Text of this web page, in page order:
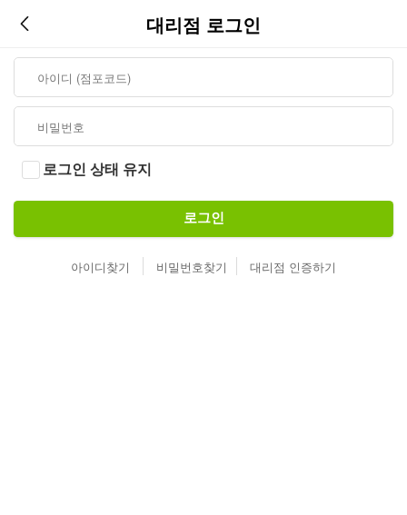
대리점 로그인
로그인 상태 유지
로그인
아이디찾기 비밀번호찾기 대리점 인증하기